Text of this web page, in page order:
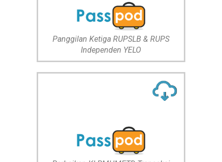
Panggilan Ketiga RUPSLB & RUPS
Independen YELO